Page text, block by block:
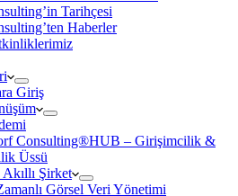
Tarihçesi
Haberler
Giriş
Consulting®HUB – Girişimcilik &
Üssü
Şirket
Görsel Veri Yönetimi